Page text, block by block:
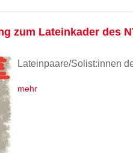
zum Lateinkader des
Lateinpaare/Solist:innen
mehr